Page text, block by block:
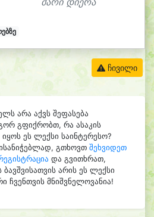
ჩივილი
არა აქვს შეფასება
გფიქრობთ, რა ასაკის
იყოს ეს ლექსი საინტერესო?
გთხოვთ შეხვიდეთ
და გვითხრათ,
არის ეს ლექსი
ჩვენთვის მნიშვნელოვანია!